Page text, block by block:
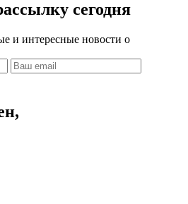
сегодня
и интересные новости о